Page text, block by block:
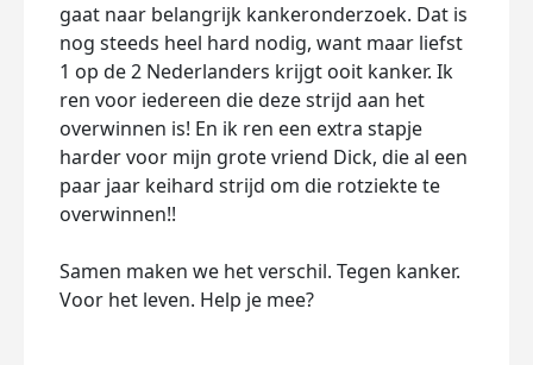
gaat naar belangrijk kankeronderzoek. Dat is
nog steeds heel hard nodig, want maar liefst
1 op de 2 Nederlanders krijgt ooit kanker. Ik
ren voor iedereen die deze strijd aan het
overwinnen is! En ik ren een extra stapje
harder voor mijn grote vriend Dick, die al een
paar jaar keihard strijd om die rotziekte te
overwinnen!!
Samen maken we het verschil. Tegen kanker.
Voor het leven. Help je mee?